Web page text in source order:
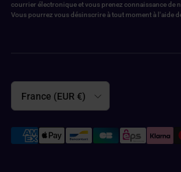
courrier électronique et vous prenez connaissance de
Vous pourrez vous désinscrire à tout moment à l'aide
Pays
France (EUR €)